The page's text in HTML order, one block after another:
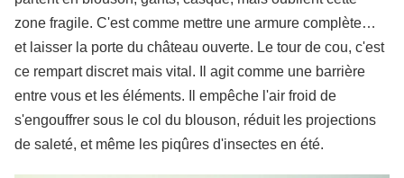
zone fragile. C'est comme mettre une armure complète…
et laisser la porte du château ouverte. Le tour de cou, c'est
ce rempart discret mais vital. Il agit comme une barrière
entre vous et les éléments. Il empêche l'air froid de
s'engouffrer sous le col du blouson, réduit les projections
de saleté, et même les piqûres d'insectes en été.